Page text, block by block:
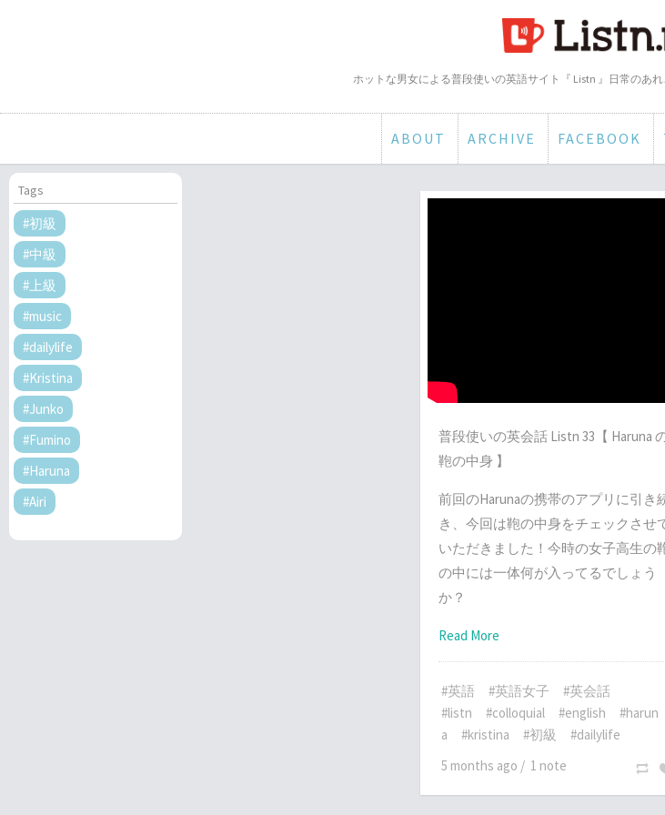
ホットな男女による普段使いの英語サイト『 Listn 』日常のあ
ABOUT ARCHIVE FACEBOOK
Tags
#初級
#中級
#上級
#music
#dailylife
#Kristina
#Junko
#Fumino
#Haruna
#Airi
普段使いの英会話 Listn 33【 Haruna
鞄の中身 】
前回のHarunaの携帯のアプリに引き
き、今回は鞄の中身をチェックさせ
いただきました！今時の女子高生の
の中には一体何が入ってるでしょう
か？
Read More
#英語 #英語女子
#英会話
#listn
#colloquial #english
#harun
a
#kristina #初級
#dailylife
5 months ago / 1 note